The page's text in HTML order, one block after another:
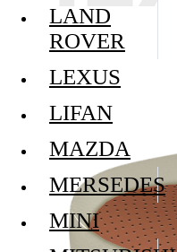
LAND
ROVER
LEXUS
LIFAN
MAZDA
MERSEDES
MINI